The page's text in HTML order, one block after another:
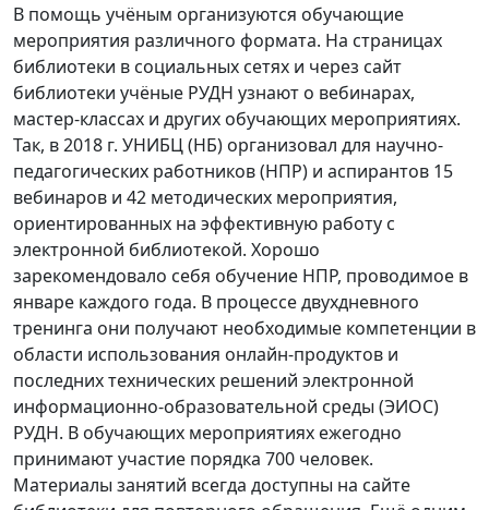
В помощь учёным организуются обучающие
мероприятия различного формата. На страницах
библиотеки в социальных сетях и через сайт
библиотеки учёные РУДН узнают о вебинарах,
мастер-классах и других обучающих мероприятиях.
Так, в 2018 г. УНИБЦ (НБ) организовал для научно-
педагогических работников (НПР) и аспирантов 15
вебинаров и 42 методических мероприятия,
ориентированных на эффективную работу с
электронной библиотекой. Хорошо
зарекомендовало себя обучение НПР, проводимое в
январе каждого года. В процессе двухдневного
тренинга они получают необходимые компетенции в
области использования онлайн-продуктов и
последних технических решений электронной
информационно-образовательной среды (ЭИОС)
РУДН. В обучающих мероприятиях ежегодно
принимают участие порядка 700 человек.
Материалы занятий всегда доступны на сайте